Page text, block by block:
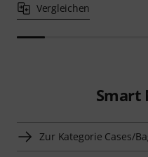
Vergleichen
Smart
Zur Kategorie Cases/